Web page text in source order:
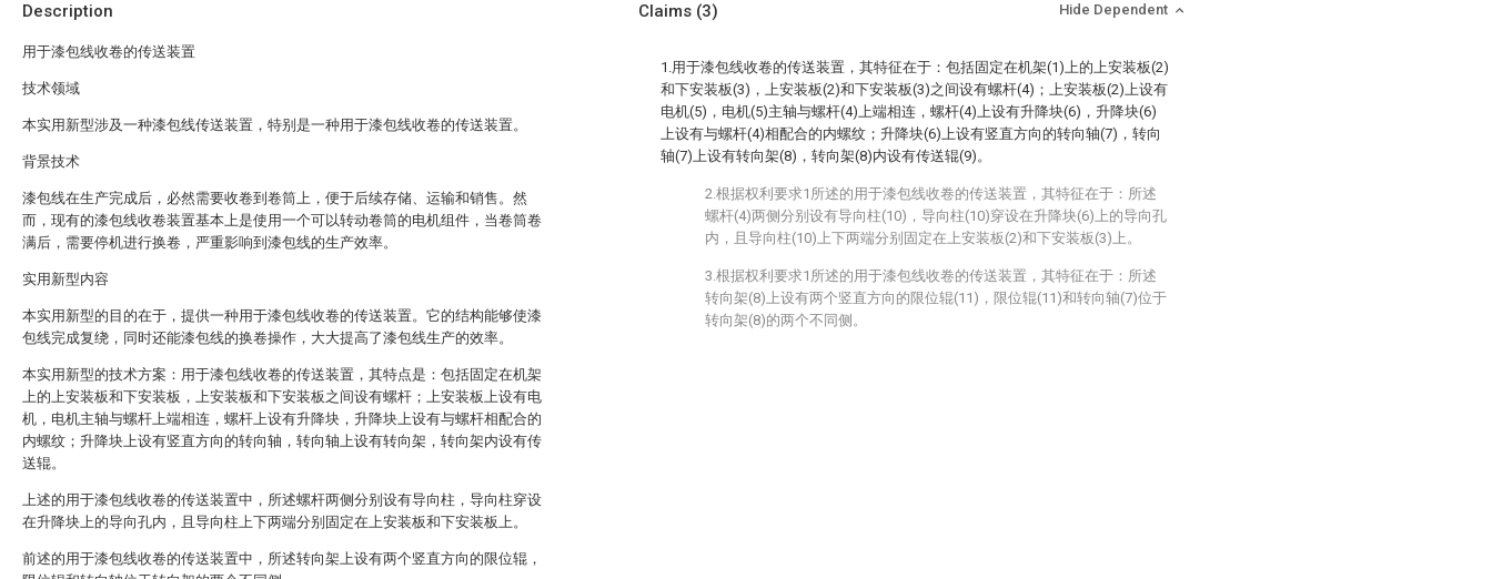
Description
用于漆包线收卷的传送装置
技术领域
本实用新型涉及一种漆包线传送装置，特别是一种用于漆包线收卷的传送装置。
背景技术
漆包线在生产完成后，必然需要收卷到卷筒上，便于后续存储、运输和销售。然
而，现有的漆包线收卷装置基本上是使用一个可以转动卷筒的电机组件，当卷筒卷
满后，需要停机进行换卷，严重影响到漆包线的生产效率。
实用新型内容
本实用新型的目的在于，提供一种用于漆包线收卷的传送装置。它的结构能够使漆
包线完成复绕，同时还能漆包线的换卷操作，大大提高了漆包线生产的效率。
本实用新型的技术方案：用于漆包线收卷的传送装置，其特点是：包括固定在机架
上的上安装板和下安装板，上安装板和下安装板之间设有螺杆；上安装板上设有电
机，电机主轴与螺杆上端相连，螺杆上设有升降块，升降块上设有与螺杆相配合的
内螺纹；升降块上设有竖直方向的转向轴，转向轴上设有转向架，转向架内设有传
送辊。
上述的用于漆包线收卷的传送装置中，所述螺杆两侧分别设有导向柱，导向柱穿设
在升降块上的导向孔内，且导向柱上下两端分别固定在上安装板和下安装板上。
前述的用于漆包线收卷的传送装置中，所述转向架上设有两个竖直方向的限位辊，
Claims (3) Hide Dependent
1.用于漆包线收卷的传送装置，其特征在于：包括固定在机架(1)上的上安装板(2)
和下安装板(3)，上安装板(2)和下安装板(3)之间设有螺杆(4)；上安装板(2)上设有
电机(5)，电机(5)主轴与螺杆(4)上端相连，螺杆(4)上设有升降块(6)，升降块(6)
上设有与螺杆(4)相配合的内螺纹；升降块(6)上设有竖直方向的转向轴(7)，转向
轴(7)上设有转向架(8)，转向架(8)内设有传送辊(9)。
2.根据权利要求1所述的用于漆包线收卷的传送装置，其特征在于：所述
螺杆(4)两侧分别设有导向柱(10)，导向柱(10)穿设在升降块(6)上的导向孔
内，且导向柱(10)上下两端分别固定在上安装板(2)和下安装板(3)上。
3.根据权利要求1所述的用于漆包线收卷的传送装置，其特征在于：所述
转向架(8)上设有两个竖直方向的限位辊(11)，限位辊(11)和转向轴(7)位于
转向架(8)的两个不同侧。